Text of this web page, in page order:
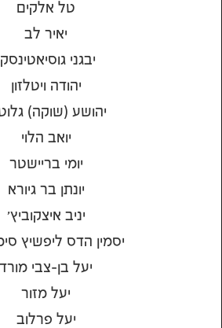
טל אלקים
יאיר לב
יבגני
יהודה ויטלזון
יהושע (שוקה)
יואב הלוי
יומי בריישטר
יונתן בר גיורא
יניב איצקוביץ'
יסמין הדס ליפשיץ
יעל בן-צבי מורד
יעל מזור
יעל פרלוב